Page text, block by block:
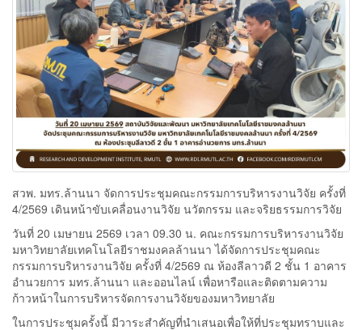
สวพ. มทร.ล้านนา จัดการประชุมคณะกรรมการบริหารงานวิจัย ครั้งที่
4/2569 เดินหน้าขับเคลื่อนงานวิจัย นวัตกรรม และจริยธรรมการวิจัย
วันที่ 20 เมษายน 2569 เวลา 09.30 น. คณะกรรมการบริหารงานวิจัย
มหาวิทยาลัยเทคโนโลยีราชมงคลล้านนา ได้จัดการประชุมคณะ
กรรมการบริหารงานวิจัย ครั้งที่ 4/2569 ณ ห้องลีลาวดี 2 ชั้น 1 อาคาร
อำนวยการ มทร.ล้านนา และออนไลน์ เพื่อหารือและติดตามความ
ก้าวหน้าในการบริหารจัดการงานวิจัยของมหาวิทยาลัย
ในการประชุมครั้งนี้ มีวาระสำคัญที่นำเสนอเพื่อให้ที่ประชุมทราบและ